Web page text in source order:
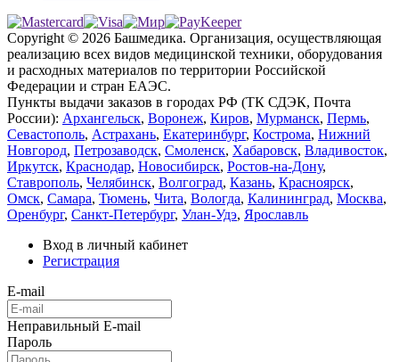
Copyright © 2026 Башмедика. Организация, осуществляющая
реализацию всех видов медицинской техники, оборудования
и расходных материалов по территории Российской
Федерации и стран ЕАЭС.
Пункты выдачи заказов в городах РФ (ТК СДЭК, Почта
России): Архангельск, Воронеж, Киров, Мурманск, Пермь,
Севастополь, Астрахань, Екатеринбург, Кострома, Нижний
Новгород, Петрозаводск, Смоленск, Хабаровск, Владивосток,
Иркутск, Краснодар, Новосибирск, Ростов-на-Дону,
Ставрополь, Челябинск, Волгоград, Казань, Красноярск,
Омск, Самара, Тюмень, Чита, Вологда, Калининград, Москва,
Оренбург, Санкт-Петербург, Улан-Удэ, Ярославль
Вход в личный кабинет
Регистрация
E-mail
Неправильный E-mail
Пароль